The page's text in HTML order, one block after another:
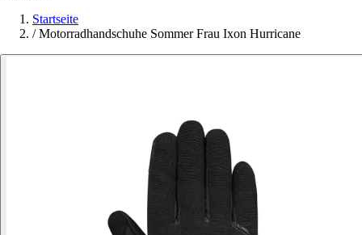
Startseite
/ Motorradhandschuhe Sommer Frau Ixon Hurricane